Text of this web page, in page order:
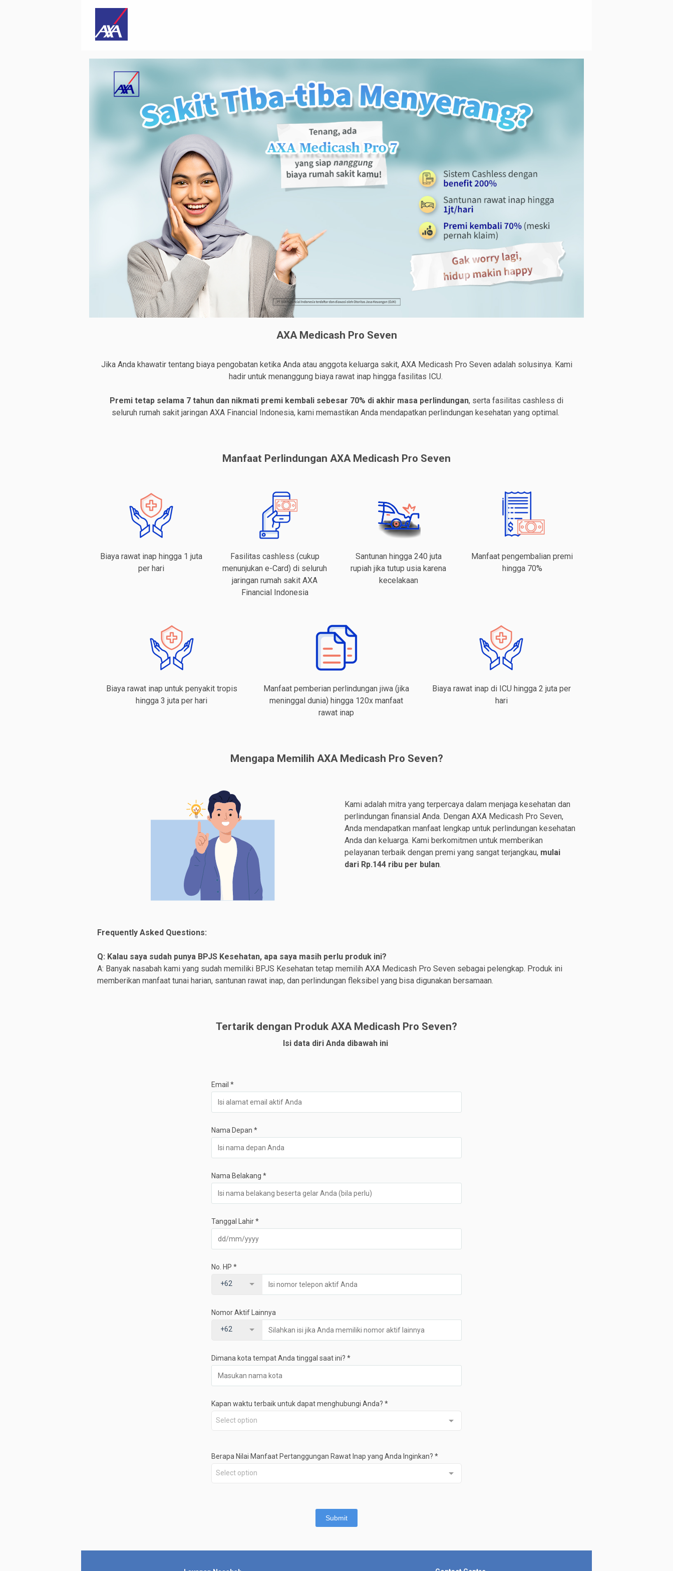
AXA Medicash Pro Seven
Jika Anda khawatir tentang biaya pengobatan ketika Anda atau anggota keluarga sakit, AXA Medicash Pro Seven adalah solusinya. Kami
hadir untuk menanggung biaya rawat inap hingga fasilitas ICU.
Premi tetap selama 7 tahun dan nikmati premi kembali sebesar 70% di akhir masa perlindungan, serta fasilitas cashless di
seluruh rumah sakit jaringan AXA Financial Indonesia, kami memastikan Anda mendapatkan perlindungan kesehatan yang optimal.
Manfaat Perlindungan AXA Medicash Pro Seven
Biaya rawat inap hingga 1 juta
per hari
Fasilitas cashless (cukup
menunjukan e-Card) di seluruh
jaringan rumah sakit AXA
Financial Indonesia
Santunan hingga 240 juta
rupiah jika tutup usia karena
kecelakaan
Manfaat pengembalian premi
hingga 70%
Biaya rawat inap untuk penyakit tropis
hingga 3 juta per hari
Manfaat pemberian perlindungan jiwa (jika
meninggal dunia) hingga 120x manfaat
rawat inap
Biaya rawat inap di ICU hingga 2 juta per
hari
Mengapa Memilih AXA Medicash Pro Seven?
Kami adalah mitra yang terpercaya dalam menjaga kesehatan dan
perlindungan finansial Anda. Dengan AXA Medicash Pro Seven,
Anda mendapatkan manfaat lengkap untuk perlindungan kesehatan
Anda dan keluarga. Kami berkomitmen untuk memberikan
pelayanan terbaik dengan premi yang sangat terjangkau, mulai
dari Rp.144 ribu per bulan.
Frequently Asked Questions:
Q: Kalau saya sudah punya BPJS Kesehatan, apa saya masih perlu produk ini?
A: Banyak nasabah kami yang sudah memiliki BPJS Kesehatan tetap memilih AXA Medicash Pro Seven sebagai pelengkap. Produk ini
memberikan manfaat tunai harian, santunan rawat inap, dan perlindungan fleksibel yang bisa digunakan bersamaan.
Tertarik dengan Produk AXA Medicash Pro Seven?
Isi data diri Anda dibawah ini
Email *
Nama Depan *
Nama Belakang *
Tanggal Lahir*
No. HP *
+62
Nomor Aktif Lainnya
+62
Dimana kota tempat Anda tinggal saat ini? *
Kapan waktu terbaik untuk dapat menghubungi Anda? *
Select option
Berapa Nilai Manfaat Pertanggungan Rawat Inap yang Anda Inginkan? *
Select option
Submit